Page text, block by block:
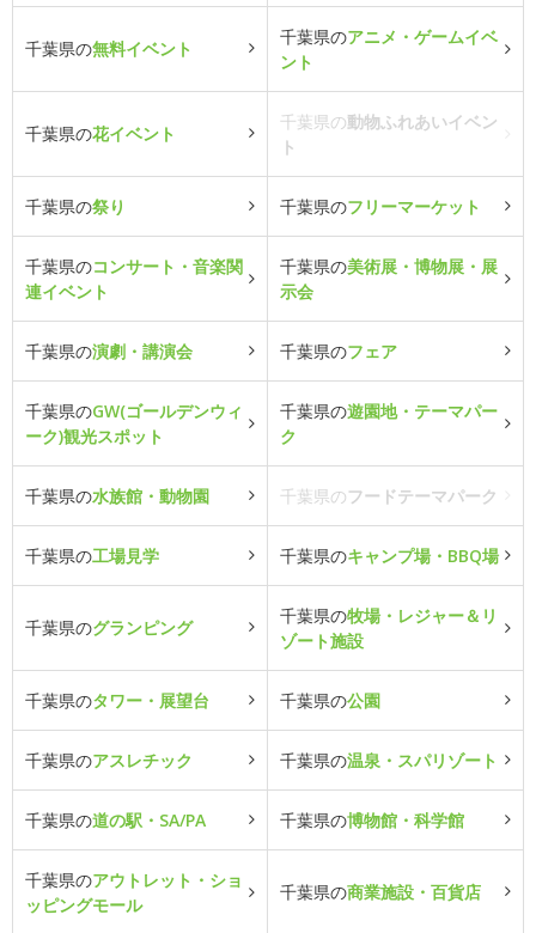
千葉県の無料イベント
千葉県のアニメ・ゲームイベ
ント
千葉県の花イベント
千葉県の動物ふれあいイベン
ト
千葉県の祭り 千葉県のフリーマーケット
千葉県のコンサート・音楽関
連イベント
千葉県の美術展・博物展・展
示会
千葉県の演劇・講演会 千葉県のフェア
千葉県のGW(ゴールデンウィ
ーク)観光スポット
千葉県の遊園地・テーマパー
ク
千葉県の水族館・動物園 千葉県のフードテーマパーク
千葉県の工場見学 千葉県のキャンプ場・BBQ場
千葉県のグランピング
千葉県の牧場・レジャー＆リ
ゾート施設
千葉県のタワー・展望台 千葉県の公園
千葉県のアスレチック 千葉県の温泉・スパリゾート
千葉県の道の駅・SA/PA 千葉県の博物館・科学館
千葉県のアウトレット・ショ
ッピングモール
千葉県の商業施設・百貨店